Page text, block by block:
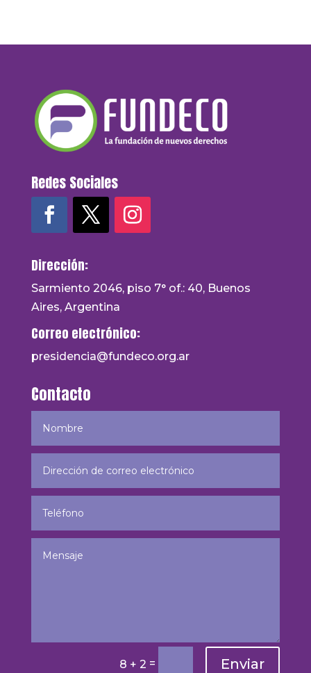
Redes Sociales
Dirección:
Sarmiento 2046, piso 7° of.: 40, Buenos
Aires, Argentina
Correo electrónico:
presidencia@fundeco.org.ar
Contacto
8 + 2 = Enviar